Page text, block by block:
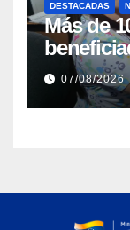
DESTACADAS
Más de
prótesis
07/08/2026